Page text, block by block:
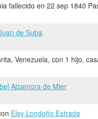
fallecido en 22 sep 1840
de Suba
Venezuela, con 1 hijo,
Alzamora de Mier
Elsy Londoño Estrada